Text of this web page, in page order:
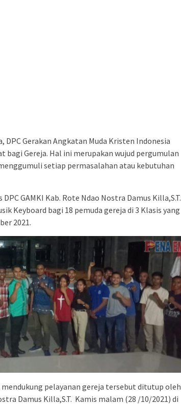
DPC Gerakan Angkatan Muda Kristen Indonesia
bagi Gereja. Hal ini merupakan wujud pergumulan
setiap permasalahan atau kebutuhan
GAMKI Kab. Rote Ndao Nostra Damus Killa,S.T.
Keyboard bagi 18 pemuda gereja di 3 Klasis yang
2021.
pelayanan gereja tersebut ditutup oleh
Damus Killa,S.T. Kamis malam (28 /10/2021) di